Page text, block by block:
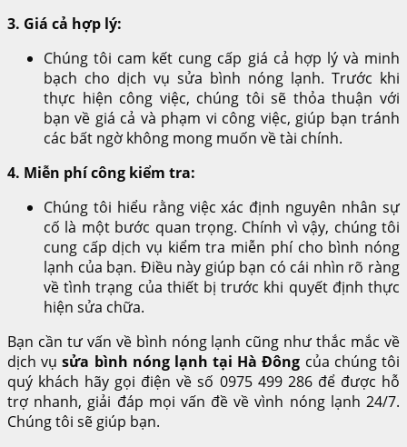
3. Giá cả hợp lý:
Chúng tôi cam kết cung cấp giá cả hợp lý và minh
bạch cho dịch vụ sửa bình nóng lạnh. Trước khi
thực hiện công việc, chúng tôi sẽ thỏa thuận với
bạn về giá cả và phạm vi công việc, giúp bạn tránh
các bất ngờ không mong muốn về tài chính.
4. Miễn phí công kiểm tra:
Chúng tôi hiểu rằng việc xác định nguyên nhân sự
cố là một bước quan trọng. Chính vì vậy, chúng tôi
cung cấp dịch vụ kiểm tra miễn phí cho bình nóng
lạnh của bạn. Điều này giúp bạn có cái nhìn rõ ràng
về tình trạng của thiết bị trước khi quyết định thực
hiện sửa chữa.
Bạn cần tư vấn về bình nóng lạnh cũng như thắc mắc về
dịch vụsửa bình nóng lạnh tại Hà Đông của chúng tôi
quý khách hãy gọi điện về số 0975 499 286 để được hỗ
trợ nhanh, giải đáp mọi vấn đề về vình nóng lạnh 24/7.
Chúng tôi sẽ giúp bạn.